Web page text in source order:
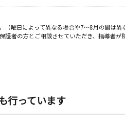
曜日によって異なる場合や7～8月の間は異
者の方とご相談させていただき、指導者が
行っています